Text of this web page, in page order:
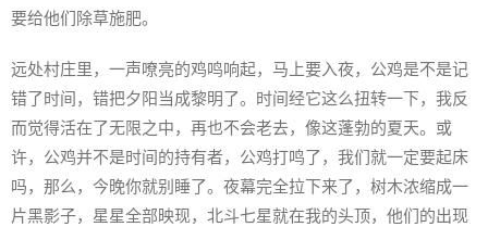
要给他们除草施肥。
远处村庄里，一声嘹亮的鸡鸣响起，马上要入夜，公鸡是不是记
错了时间，错把夕阳当成黎明了。时间经它这么扭转一下，我反
而觉得活在了无限之中，再也不会老去，像这蓬勃的夏天。或
许，公鸡并不是时间的持有者，公鸡打鸣了，我们就一定要起床
吗，那么，今晚你就别睡了。夜幕完全拉下来了，树木浓缩成一
片黑影子，星星全部映现，北斗七星就在我的头顶，他们的出现